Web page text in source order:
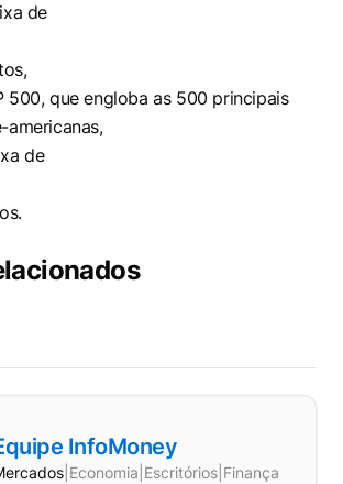
de
500, que engloba as 500 principais
americanas,
de
InfoMoney
Economia Escritórios Finanças